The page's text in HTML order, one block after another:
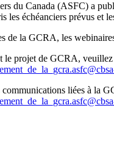
du Canada (ASFC) a
les échéanciers prévus et
de la GCRA, les
le projet de GCRA,
liées à la